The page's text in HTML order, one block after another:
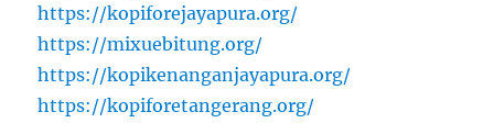
https://kopiforejayapura.org/
https://mixuebitung.org/
https://kopikenanganjayapura.org/
https://kopiforetangerang.org/